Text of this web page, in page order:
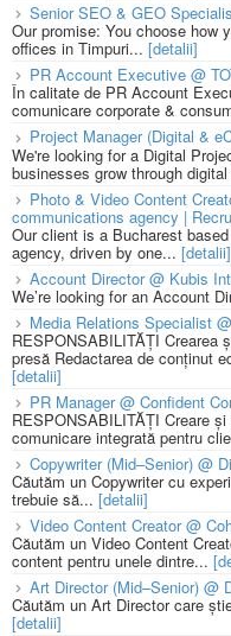
Senior SEO & GEO
Our promise: You choose how
offices in Timpuri... [detalii]
PR Account Executive @
În calitate de PR Account
comunicare corporate &
Project Manager (Digital &
We're looking for a Digital
businesses grow through
Photo & Video Content
communications agency |
Our client is a Bucharest
agency, driven by one... [detalii]
Account Director @ Kubis
We’re looking for an Account
Media Relations Specialist
RESPONSABILITĂȚI Crearea
presă Redactarea de conținut
[detalii]
PR Manager @ Confident
RESPONSABILITĂȚI Creare
comunicare integrată pentru
Copywriter (Mid–Senior) @
Căutăm un Copywriter cu
trebuie să... [detalii]
Video Content Creator @
Căutăm un Video Content
content pentru unele dintre...
Art Director (Mid–Senior) @
Căutăm un Art Director care
[detalii]